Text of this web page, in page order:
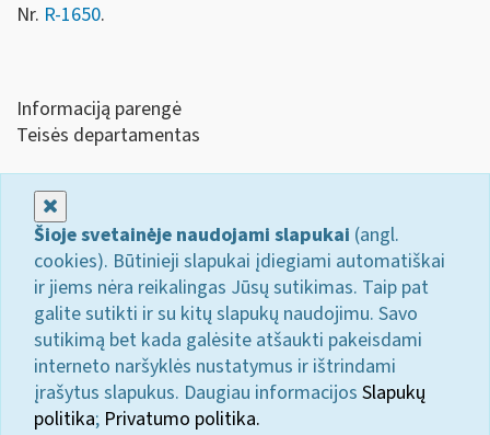
Nr. R-1650.
Informaciją parengė
Teisės departamentas
Šioje svetainėje naudojami slapukai (angl.
cookies). Būtinieji slapukai įdiegiami automatiškai
ir jiems nėra reikalingas Jūsų sutikimas. Taip pat
galite sutikti ir su kitų slapukų naudojimu. Savo
sutikimą bet kada galėsite atšaukti pakeisdami
interneto naršyklės nustatymus ir ištrindami
įrašytus slapukus. Daugiau informacijos Slapukų
politika; Privatumo politika.